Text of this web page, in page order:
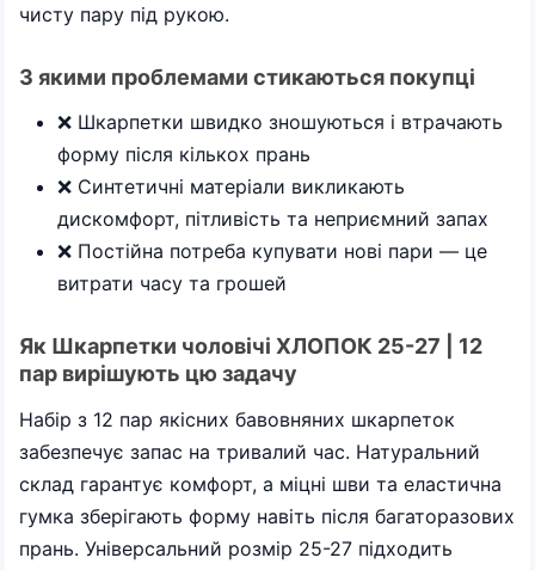
чисту пару під рукою.
З якими проблемами стикаються покупці
❌ Шкарпетки швидко зношуються і втрачають
форму після кількох прань
❌ Синтетичні матеріали викликають
дискомфорт, пітливість та неприємний запах
❌ Постійна потреба купувати нові пари — це
витрати часу та грошей
Як Шкарпетки чоловічі ХЛОПОК 25-27 | 12
пар вирішують цю задачу
Набір з 12 пар якісних бавовняних шкарпеток
забезпечує запас на тривалий час. Натуральний
склад гарантує комфорт, а міцні шви та еластична
гумка зберігають форму навіть після багаторазових
прань. Універсальний розмір 25-27 підходить